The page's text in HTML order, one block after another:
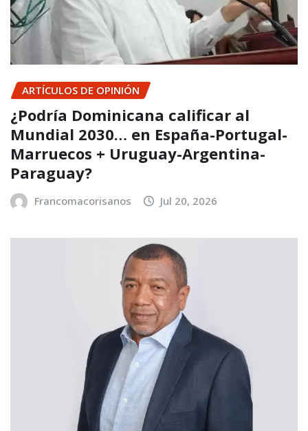
ARTÍCULOS DE OPINIÓN
¿Podría Dominicana calificar al
Mundial 2030… en España-Portugal-
Marruecos + Uruguay-Argentina-
Paraguay?
Francomacorisanos Jul 20, 2026